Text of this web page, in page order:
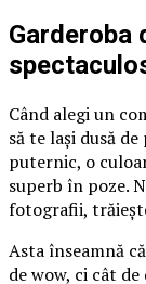
Garderoba
Când alegi un
să te lași dusă
puternic, o
superb în poze.
fotografii,
Asta înseamnă
de wow, ci cât